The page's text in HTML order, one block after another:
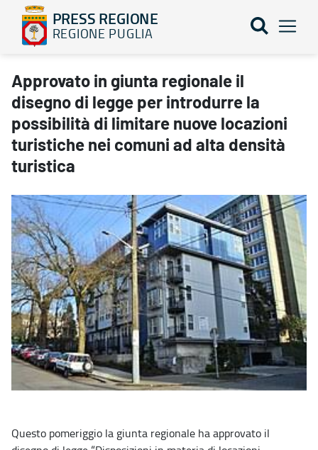
PRESS REGIONE
REGIONE PUGLIA
Approvato in giunta regionale il disegno di legge per introdurre
Approvato in giunta regionale il
disegno di legge per introdurre la
possibilità di limitare nuove locazioni
turistiche nei comuni ad alta densità
turistica
Questo pomeriggio la giunta regionale ha approvato il